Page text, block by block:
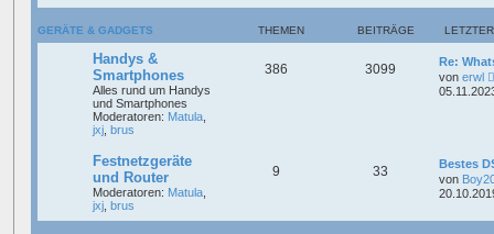
GERÄTE & GADGETS THEMEN BEITRÄGE
Handys &
Smartphones
Alles rund um Handys
und Smartphones
Moderatoren: Matula
jxj brus
386 3099
Re:
von erwl
Festnetzgeräte
und Router
Moderatoren: Matula
jxj brus
9 33
Bestes
von